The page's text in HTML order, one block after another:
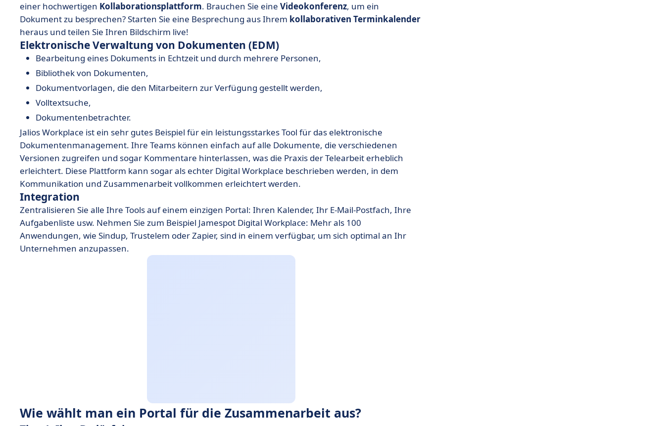
einer hochwertigen Kollaborationsplattform. Brauchen Sie eine Videokonferenz, um ein
Dokument zu besprechen? Starten Sie eine Besprechung aus Ihrem kollaborativen Terminkalender
heraus und teilen Sie Ihren Bildschirm live!
Elektronische Verwaltung von Dokumenten (EDM)
Bearbeitung eines Dokuments in Echtzeit und durch mehrere Personen,
Bibliothek von Dokumenten,
Dokumentvorlagen, die den Mitarbeitern zur Verfügung gestellt werden,
Volltextsuche,
Dokumentenbetrachter.
Jalios Workplace ist ein sehr gutes Beispiel für ein leistungsstarkes Tool für das elektronische
Dokumentenmanagement. Ihre Teams können einfach auf alle Dokumente, die verschiedenen
Versionen zugreifen und sogar Kommentare hinterlassen, was die Praxis der Telearbeit erheblich
erleichtert. Diese Plattform kann sogar als echter Digital Workplace beschrieben werden, in dem
Kommunikation und Zusammenarbeit vollkommen erleichtert werden.
Integration
Zentralisieren Sie alle Ihre Tools auf einem einzigen Portal: Ihren Kalender, Ihr E-Mail-Postfach, Ihre
Aufgabenliste usw. Nehmen Sie zum Beispiel Jamespot Digital Workplace: Mehr als 100
Anwendungen, wie Sindup, Trustelem oder Zapier, sind in einem verfügbar, um sich optimal an Ihr
Unternehmen anzupassen.
Wie wählt man ein Portal für die Zusammenarbeit aus?